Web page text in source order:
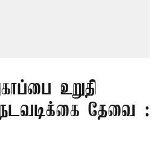
உறுதி
நடவடிக்கை தேவை :